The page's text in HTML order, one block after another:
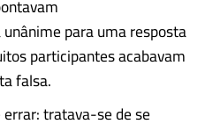
para uma resposta
participantes acabavam
falsa.
tratava-se de se